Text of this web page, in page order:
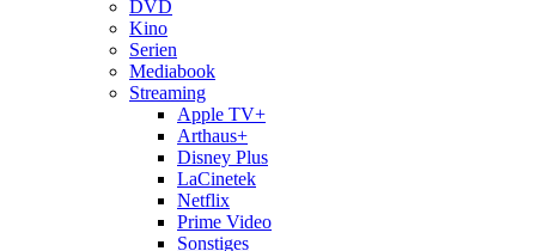
DVD
Kino
Serien
Mediabook
Streaming
Apple TV+
Arthaus+
Disney Plus
LaCinetek
Netflix
Prime Video
Sonstiges